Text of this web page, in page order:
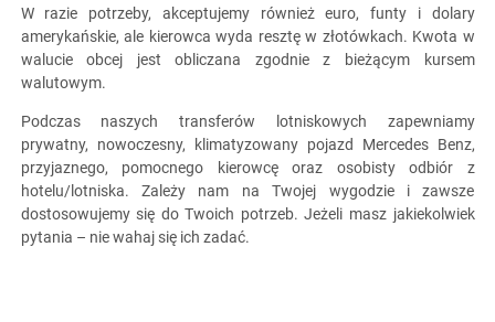
W razie potrzeby, akceptujemy również euro, funty i dolary
amerykańskie, ale kierowca wyda resztę w złotówkach. Kwota w
walucie obcej jest obliczana zgodnie z bieżącym kursem
walutowym.
Podczas naszych transferów lotniskowych zapewniamy
prywatny, nowoczesny, klimatyzowany pojazd Mercedes Benz,
przyjaznego, pomocnego kierowcę oraz osobisty odbiór z
hotelu/lotniska. Zależy nam na Twojej wygodzie i zawsze
dostosowujemy się do Twoich potrzeb. Jeżeli masz jakiekolwiek
pytania – nie wahaj się ich zadać.